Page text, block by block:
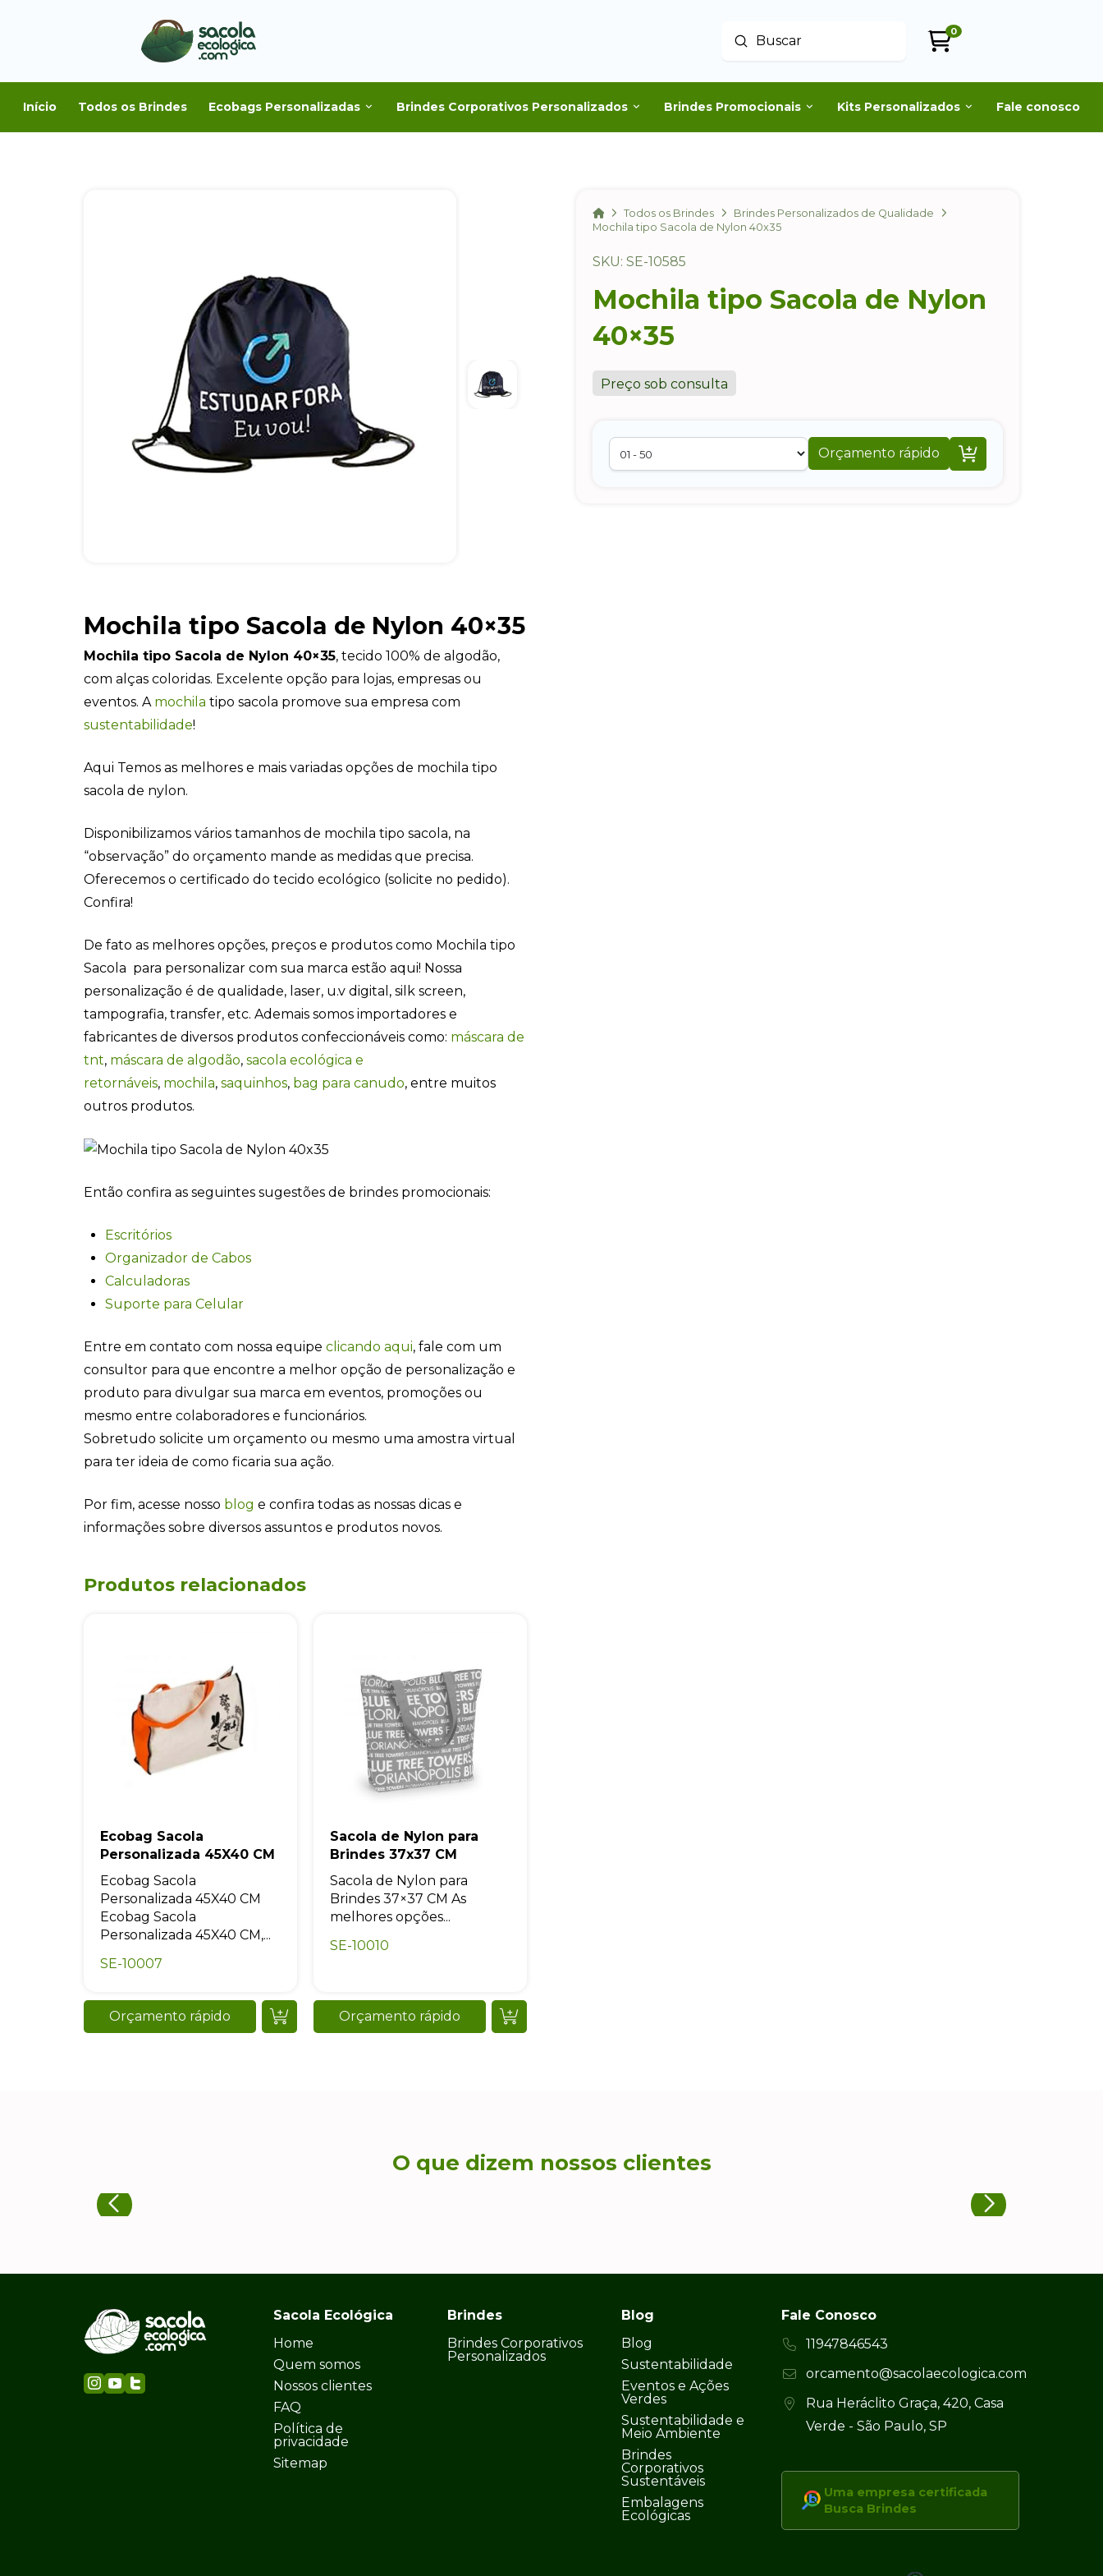
Buscar
Enviar
0
Início Todos os Brindes Ecobags Personalizadas Brindes Corporativos Personalizados Brindes Promocionais Kits Personalizados Fale conosco
HomeTodos os Brindes
Brindes Personalizados de Qualidade
Mochila tipo Sacola de Nylon 40x35
SKU: SE-10585
Mochila tipo Sacola de Nylon
40×35
Preço sob consulta
Orçamento rápido 
Mochila tipo Sacola de Nylon 40×35
Mochila tipo Sacola de Nylon 40×35, tecido 100% de algodão,
com alças coloridas. Excelente opção para lojas, empresas ou
eventos. A mochila tipo sacola promove sua empresa com
sustentabilidade!
Aqui Temos as melhores e mais variadas opções de mochila tipo
sacola de nylon.
Disponibilizamos vários tamanhos de mochila tipo sacola, na
“observação” do orçamento mande as medidas que precisa.
Oferecemos o certificado do tecido ecológico (solicite no pedido).
Confira!
De fato as melhores opções, preços e produtos como Mochila tipo
Sacola para personalizar com sua marca estão aqui! Nossa
personalização é de qualidade, laser, u.v digital, silk screen,
tampografia, transfer, etc. Ademais somos importadores e
fabricantes de diversos produtos confeccionáveis como: máscara de
tnt, máscara de algodão, sacola ecológica e
retornáveis, mochila, saquinhos, bag para canudo, entre muitos
outros produtos.
Então confira as seguintes sugestões de brindes promocionais:
Escritórios
Organizador de Cabos
Calculadoras
Suporte para Celular
Entre em contato com nossa equipe clicando aqui, fale com um
consultor para que encontre a melhor opção de personalização e
produto para divulgar sua marca em eventos, promoções ou
mesmo entre colaboradores e funcionários.
Sobretudo solicite um orçamento ou mesmo uma amostra virtual
para ter ideia de como ficaria sua ação.
Por fim, acesse nosso blog e confira todas as nossas dicas e
informações sobre diversos assuntos e produtos novos.
Produtos relacionados
Ecobag Sacola
Personalizada 45X40 CM
Ecobag Sacola
Personalizada 45X40 CM
Ecobag Sacola
Personalizada 45X40 CM,...
SE-10007
Orçamento rápido
Sacola de Nylon para
Brindes 37x37 CM
Sacola de Nylon para
Brindes 37×37 CM As
melhores opções...
SE-10010
Orçamento rápido
O que dizem nossos clientes
Sacola Ecológica
Home
Quem somos
Nossos clientes
FAQ
Política de
privacidade
Sitemap
Brindes
Brindes Corporativos
Personalizados
Blog
Blog
Sustentabilidade
Eventos e Ações
Verdes
Sustentabilidade e
Meio Ambiente
Brindes
Corporativos
Sustentáveis
Embalagens
Ecológicas
Fale Conosco
11947846543
orcamento@sacolaecologica.com
Rua Heráclito Graça, 420, Casa
Verde - São Paulo, SP
Uma empresa certificada
Busca Brindes
online
Eu concordo em receber comunicações.
A nossa empresa está comprometida a proteger e respeitar sua